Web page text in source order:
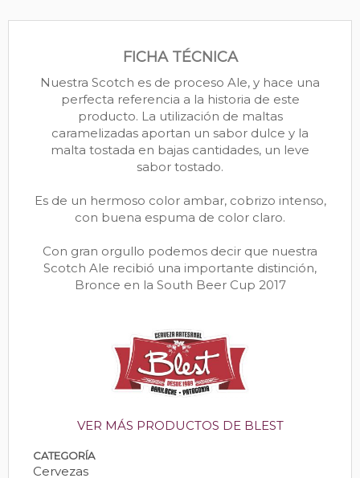
FICHA TÉCNICA
Nuestra Scotch es de proceso Ale, y hace una
perfecta referencia a la historia de este
producto. La utilización de maltas
caramelizadas aportan un sabor dulce y la
malta tostada en bajas cantidades, un leve
sabor tostado.
Es de un hermoso color ambar, cobrizo intenso,
con buena espuma de color claro.
Con gran orgullo podemos decir que nuestra
Scotch Ale recibió una importante distinción,
Bronce en la South Beer Cup 2017
VER MÁS PRODUCTOS DE BLEST
CATEGORÍA
Cervezas